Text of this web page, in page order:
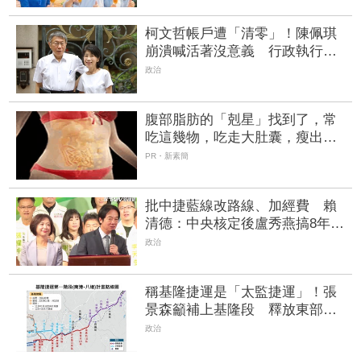
柯文哲帳戶遭「清零」！陳佩琪
崩潰喊活著沒意義 行政執行署
回應了
政治
腹部脂肪的「剋星」找到了，常
吃這幾物，吃走大肚囊，瘦出小
蠻腰
PR・新素簡
批中捷藍線改路線、加經費 賴
清德：中央核定後盧秀燕搞8年未
開工
政治
稱基隆捷運是「太監捷運」！張
景森籲補上基隆段 釋放東部台
鐵運能
政治